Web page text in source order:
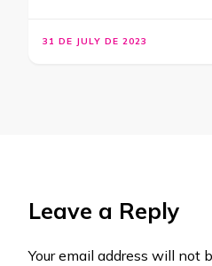
31 DE JULY DE 2023
Leave a Reply
Your email address will not